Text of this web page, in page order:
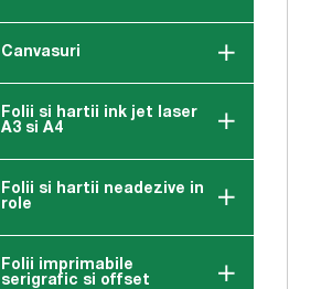
Canvasuri
Folii si hartii ink jet laser
A3 si A4
Folii si hartii neadezive in
role
Folii imprimabile
serigrafic si offset